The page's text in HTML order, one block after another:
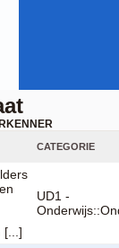
CATEGORIE
[...]
UD1 -